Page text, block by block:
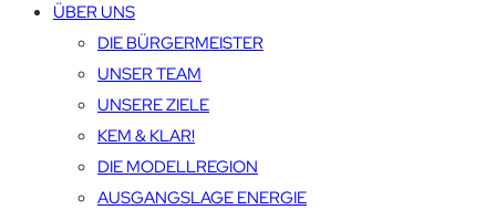
ÜBER UNS
DIE BÜRGERMEISTER
UNSER TEAM
UNSERE ZIELE
KEM & KLAR!
DIE MODELLREGION
AUSGANGSLAGE ENERGIE